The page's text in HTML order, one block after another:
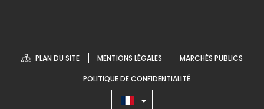
PLAN DU SITE MENTIONS LÉGALES MARCHÉS PUBLICS
POLITIQUE DE CONFIDENTIALITÉ